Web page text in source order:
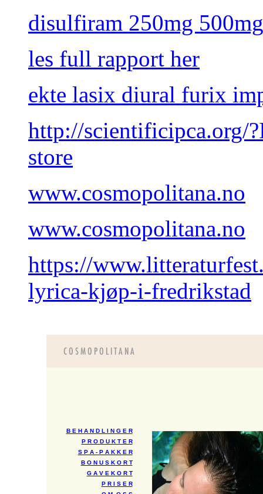
disulfiram 250mg
les full rapport her
ekte lasix diural furix
http://scientificipca.org/
store
www.cosmopolitana.no
www.cosmopolitana.no
https://
lyrica-kjøp-i-fredrikstad
B E H A N D L I N G E R
P R O D U K T E R
S P A - P A K K E R
B O N U S K O R T
G A V E K O R T
P R I S E R